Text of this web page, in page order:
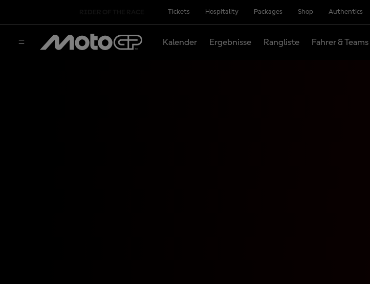
Tickets Hospitality Packages Shop Authentics
Kalender Ergebnisse Rangliste Fahrer & Teams